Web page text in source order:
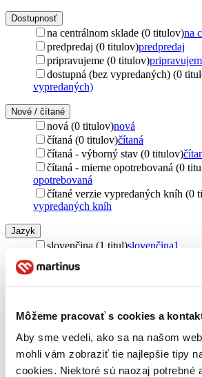
Môžeme pracovať s cookies a
Aby sme vedeli, ako sa na našom
mohli vám zobraziť tie najlepšie tipy
cookies. Niektoré sú naozaj potrebné
Dostupnosť
na centrálnom sklade (0 titulov)na
predpredaj (0 titulov)predpredaj
pripravujeme (0 titulov)
dostupná (bez vypredaných) (0
vypredaných)
Nové / čítané
nová (0 titulov)nová
čítaná (0 titulov)čítaná
čítaná - výborný stav (0 titulov)
čítaná - mierne opotrebovaná (0
opotrebovaná
čítané verzie vypredaných kníh (0
vypredaných kníh
Jazyk
slovenčina (1 titul)slovenčina1
Vydavateľstvo
BB Promotion (1 titul)BB
Zúžiť výber
Zoradiť